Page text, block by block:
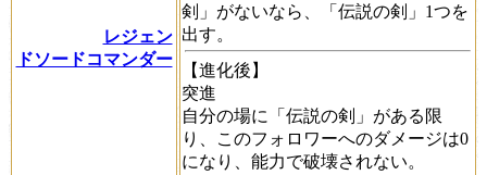
レジェン
ドソードコマンダー
剣」がないなら、「伝説の剣」1つを
出す。
【進化後】
突進
自分の場に「伝説の剣」がある限
り、このフォロワーへのダメージは0
になり、能力で破壊されない。